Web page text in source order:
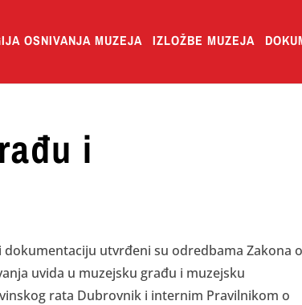
OSNIVANJA MUZEJA IZLOŽBE MUZEJA
i
utvrđeni su odredbama Zakona o
uvida u muzejsku građu i muzejsku
rata Dubrovnik i internim Pravilnikom o